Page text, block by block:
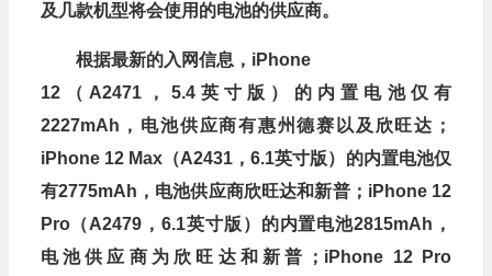
及几款机型将会使用的电池的供应商。
根据最新的入网信息， iPhone
12（ A2471 ， 5.4英寸版）的内置电池仅有
2227mAh ，电池供应商有惠州德赛以及欣旺达；
iPhone 12 Max（A2431，6.1英寸版）的内置电池仅
有2775mAh ，电池供应商欣旺达和新普； iPhone 12
Pro（A2479 ，6.1英寸版）的内置电池2815mAh ，
电池供应商为欣旺达和新普； iPhone 12 Pro